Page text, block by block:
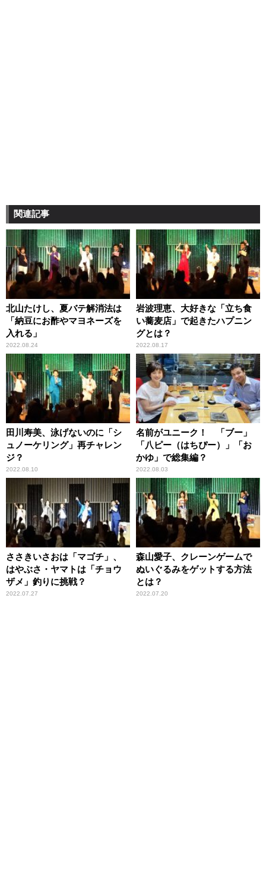
関連記事
北山たけし、夏バテ解消法は
「納豆にお酢やマヨネーズを
入れる」
2022.08.24
岩波理恵、大好きな「立ち食
い蕎麦店」で起きたハプニン
グとは？
2022.08.17
田川寿美、泳げないのに「シ
ュノーケリング」再チャレン
ジ？
2022.08.10
名前がユニーク！ 「ブー」
「八ピー（はちぴー）」「お
かゆ」で総集編？
2022.08.03
ささきいさおは「マゴチ」、
はやぶさ・ヤマトは「チョウ
ザメ」釣りに挑戦？
2022.07.27
森山愛子、クレーンゲームで
ぬいぐるみをゲットする方法
とは？
2022.07.20